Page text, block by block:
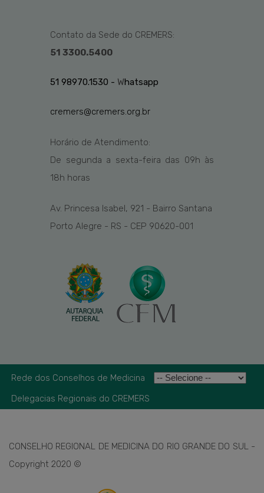
Contato da Sede do CREMERS:
51 3300.5400
51 98970.1530 - Whatsapp
cremers@cremers.org.br
Horário de Atendimento:
De segunda a sexta-feira das 09h às
18h horas
Av. Princesa Isabel, 921 - Bairro Santana
Porto Alegre - RS - CEP 90620-001
Rede dos Conselhos de Medicina
Delegacias Regionais do CREMERS
CONSELHO REGIONAL DE MEDICINA DO RIO GRANDE DO SUL -
Copyright 2020 ©